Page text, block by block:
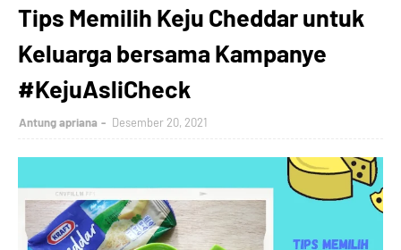
Tips Memilih Keju Cheddar untuk
Keluarga bersama Kampanye
#KejuAsliCheck
Antung apriana Desember 20, 2021